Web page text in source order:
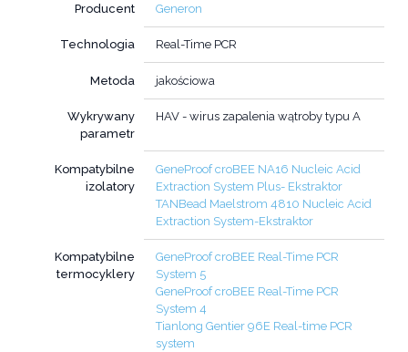
Producent Generon
Technologia Real-Time PCR
Metoda jakościowa
Wykrywany
parametr
HAV - wirus zapalenia wątroby typu A
Kompatybilne
izolatory
GeneProof croBEE NA16 Nucleic Acid
Extraction System Plus- Ekstraktor
TANBead Maelstrom 4810 Nucleic Acid
Extraction System-Ekstraktor
Kompatybilne
termocyklery
GeneProof croBEE Real-Time PCR
System 5
GeneProof croBEE Real-Time PCR
System 4
Tianlong Gentier 96E Real-time PCR
system